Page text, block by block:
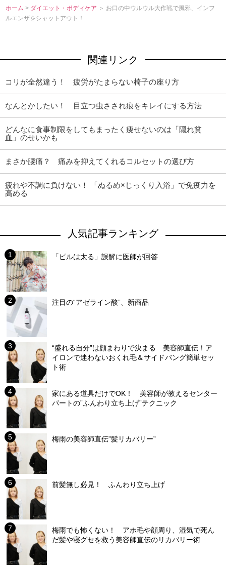
ホーム > ダイエット・ボディケア ＞ お口の中ウルウル大作戦で風邪、インフ
ルエンザをシャットアウト！
関連リンク
コリが全然違う！ 疲労がたまらない椅子の座り方
なんとかしたい！ 目立つ虫さされ痕をキレイにする方法
どんなに食事制限をしてもまったく痩せないのは「隠れ貧
血」のせいかも
まさか腰痛？ 痛みを抑えてくれるコルセットの選び方
疲れや不調に負けない！ 「ぬるめ×じっくり入浴」で免疫力を
高める
人気記事ランキング
「ピルは太る」誤解に医師が回答
注目の“アゼライン酸”、新商品
“盛れる自分”は顔まわりで決まる 美容師直伝！ア
イロンで迷わないおくれ毛＆サイドバング簡単セッ
ト術
家にある道具だけでOK！ 美容師が教えるセンター
パートの”ふんわり立ち上げ”テクニック
梅雨の美容師直伝”髪リカバリー”
前髪無し必見！ ふんわり立ち上げ
梅雨でも怖くない！ アホ毛や顔周り、湿気で死ん
だ髪や寝グセを救う美容師直伝のリカバリー術